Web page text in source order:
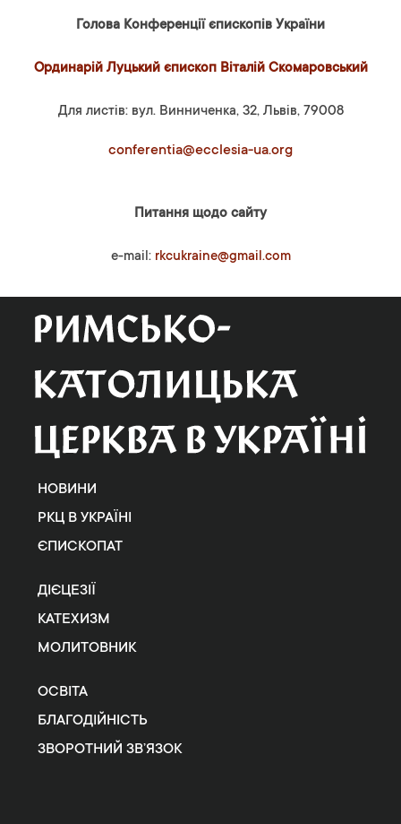
Голова Конференції єпископів України
Ординарій Луцький єпископ Віталій Скомаровський
Для листів: вул. Винниченка, 32, Львів, 79008
conferentia@ecclesia-ua.org
Питання щодо сайту
e-mail: rkcukraine@gmail.com
НОВИНИ
РКЦ В УКРАЇНІ
ЄПИСКОПАТ
ДІЄЦЕЗІЇ
КАТЕХИЗМ
МОЛИТОВНИК
ОСВІТА
БЛАГОДІЙНІСТЬ
ЗВОРОТНИЙ ЗВ’ЯЗОК